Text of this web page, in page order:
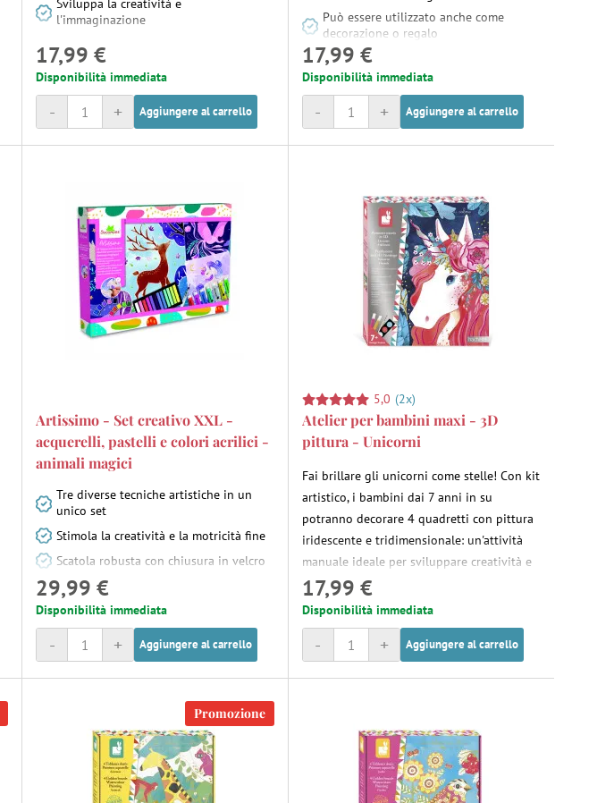
Sviluppa la creatività e
l'immaginazione
17,99 €
Disponibilità immediata
+
- Aggiungere al carrello
Può essere utilizzato anche come
decorazione o regalo
17,99 €
Disponibilità immediata
+
- Aggiungere al carrello
Artissimo - Set creativo XXL -
acquerelli, pastelli e colori acrilici -
animali magici
Tre diverse tecniche artistiche in un
unico set
Stimola la creatività e la motricità fine
Scatola robusta con chiusura in velcro
29,99 €
Disponibilità immediata
+
- Aggiungere al carrello
5,0 (2x)
Atelier per bambini maxi - 3D
pittura - Unicorni
Fai brillare gli unicorni come stelle! Con kit
artistico, i bambini dai 7 anni in su
potranno decorare 4 quadretti con pittura
iridescente e tridimensionale: un'attività
manuale ideale per sviluppare creatività e
manualità.
17,99 €
Disponibilità immediata
+
- Aggiungere al carrello
Promozione